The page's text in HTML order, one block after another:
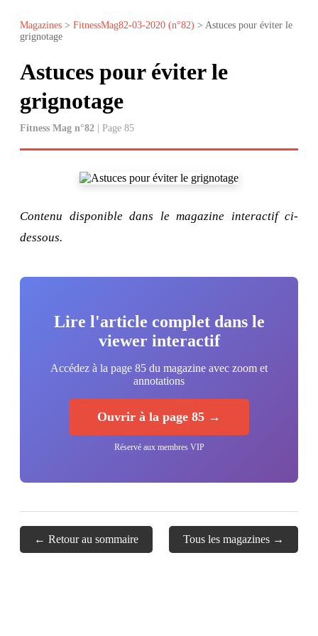
Magazines > FitnessMag82-03-2020 (n°82) > Astuces pour éviter le
grignotage
Astuces pour éviter le
grignotage
Fitness Mag n°82 | Page 85
Contenu disponible dans le magazine interactif ci-
dessous.
Lire l'article complet dans le
viewer interactif
Accédez à la page 85 du magazine avec zoom et
annotations
Ouvrir à la page 85 →
Réservé aux membres VIP
← Retour au sommaire Tous les magazines →